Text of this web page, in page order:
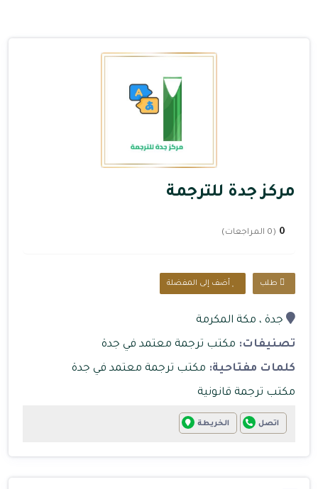
مركز جدة للترجمة
0 (0 المراجعات)
طلب أضف إلى المفضلة
جدة ، مكة المكرمة
تصنيفات: مكتب ترجمة معتمد في جدة
كلمات مفتاحية: مكتب ترجمة معتمد في جدة
مكتب ترجمة قانونية
اتصل الخريطة